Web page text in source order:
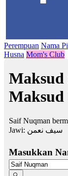
Perempuan Nama
Husna Mom's Club
Maksud
Maksud
Saif Nuqman
Jawi: سيف نعمن
Masukkan